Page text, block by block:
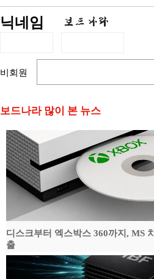
닉네임
비회원
보드나라 많이 본 뉴스
디스크부터 엑스박스 360까지, MS
출